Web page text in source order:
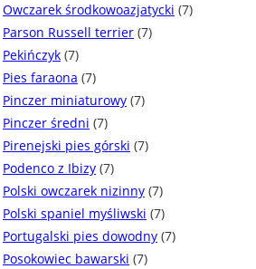
Owczarek środkowoazjatycki (7)
Parson Russell terrier (7)
Pekińczyk (7)
Pies faraona (7)
Pinczer miniaturowy (7)
Pinczer średni (7)
Pirenejski pies górski (7)
Podenco z Ibizy (7)
Polski owczarek nizinny (7)
Polski spaniel myśliwski (7)
Portugalski pies dowodny (7)
Posokowiec bawarski (7)